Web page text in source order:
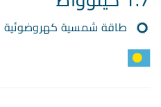
طاقة شمسية كهروضوئية |